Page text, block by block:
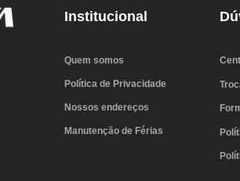
Institucional
Quem somos
Política de Privacidade
Nossos endereços
Manutenção de Férias